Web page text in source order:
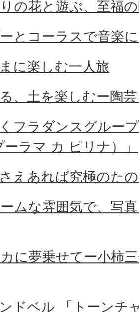
の花と遊ぶ、至福
とコーラスで音楽
に楽しむ一人旅
、土を楽しむー陶
フラダンスグルー
ラマ カ ピリナ）」
えあれば究極のた
ムな雰囲気で、写
に夢乗せてー小柿
ドベル 「トーンチ